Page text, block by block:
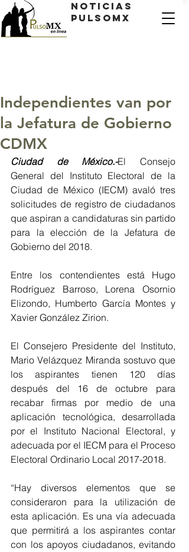
Noticias
PulsoMX
Independientes van por
la Jefatura de Gobierno
CDMX
Ciudad de México.-El Consejo
General del Instituto Electoral de la
Ciudad de México (IECM) avaló tres
solicitudes de registro de ciudadanos
que aspiran a candidaturas sin partido
para la elección de la Jefatura de
Gobierno del 2018.
Entre los contendientes está Hugo
Rodríguez Barroso, Lorena Osornio
Elizondo, Humberto García Montes y
Xavier González Zirion.
El Consejero Presidente del Instituto,
Mario Velázquez Miranda sostuvo que
los aspirantes tienen 120 días
después del 16 de octubre para
recabar firmas por medio de una
aplicación tecnológica, desarrollada
por el Instituto Nacional Electoral, y
adecuada por el IECM para el Proceso
Electoral Ordinario Local 2017-2018.
“Hay diversos elementos que se
consideraron para la utilización de
esta aplicación. Es una vía adecuada
que permitirá a los aspirantes contar
con los apoyos ciudadanos, evitando